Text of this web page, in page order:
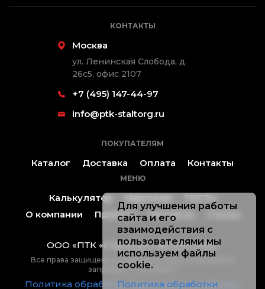
КОНТАКТЫ
Москва
ул. Ленинская Слобода, д.
26с5, офис 2107
+7 (495) 147-44-97
info@ptk-staltorg.ru
ПОКУПАТЕЛЯМ
Каталог Доставка Оплата Контакты
МЕНЮ
Калькулятор Марочник
ГОСТы
О компании
Проекты Контакты
ООО «ПТК «Стальторг» ® 2019-2026.
Все права защищены, копирование без согласования
запрещено. Не оферта.
Политика обработки персональных данных
Для улучшения работы
сайта и его
взаимодействия с
пользователями мы
используем файлы
cookie.
Политика обработки